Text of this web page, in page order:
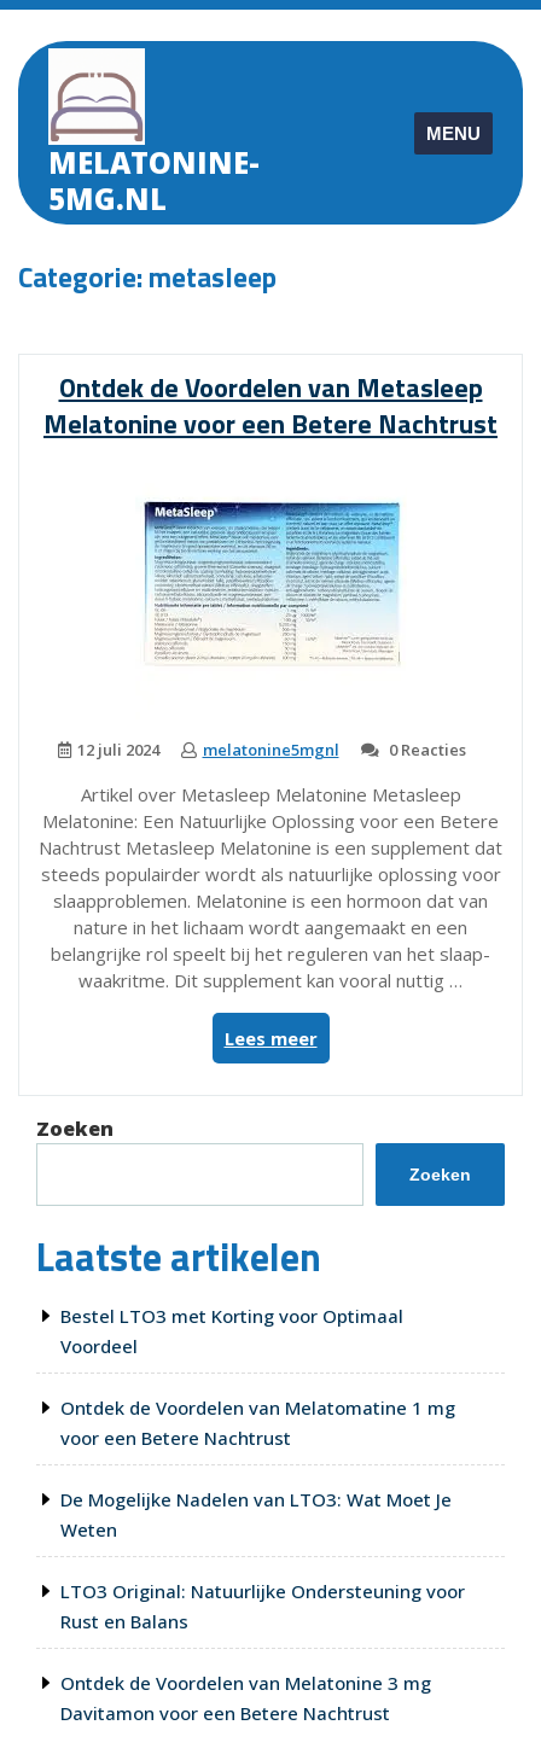
Skip
content
MELATONINE-
5MG.NL
MENU
Categorie:metasleep
Ontdek de Voordelen van Metasleep
Melatonine voor een Betere Nachtrust
12 juli 2024 melatonine5mgnl 0 Reacties
Artikel over Metasleep Melatonine Metasleep
Melatonine: Een Natuurlijke Oplossing voor een Betere
Nachtrust Metasleep Melatonine is een supplement dat
steeds populairder wordt als natuurlijke oplossing voor
slaapproblemen. Melatonine is een hormoon dat van
nature in het lichaam wordt aangemaakt en een
belangrijke rol speelt bij het reguleren van het slaap-
waakritme. Dit supplement kan vooral nuttig …
Lees meer“Ontdek
de
Voordelen
Metasleep
Melatonine
Betere
Nachtrust”
Zoeken
Zoeken
Laatste artikelen
Bestel LTO3 met Korting voor Optimaal
Voordeel
Ontdek de Voordelen van Melatomatine 1 mg
voor een Betere Nachtrust
De Mogelijke Nadelen van LTO3: Wat Moet Je
Weten
LTO3 Original: Natuurlijke Ondersteuning voor
Rust en Balans
Ontdek de Voordelen van Melatonine 3 mg
Davitamon voor een Betere Nachtrust